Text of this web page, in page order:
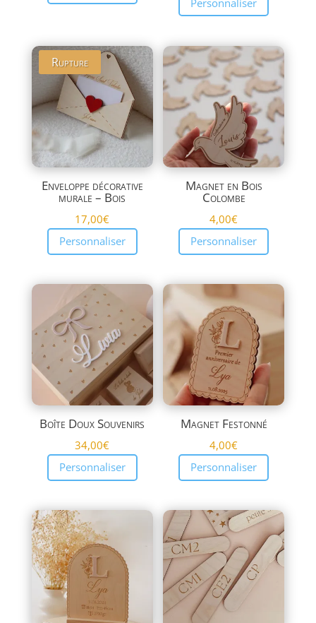
Rupture
Enveloppe décorative
murale – Bois
17,00€
Personnaliser
Magnet en Bois
Colombe
4,00€
Personnaliser
Boîte Doux Souvenirs
34,00€
Personnaliser
Magnet Festonné
4,00€
Personnaliser